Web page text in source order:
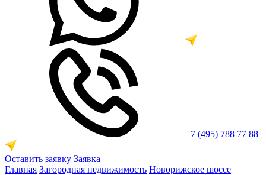
+7 (495) 788 77 88
Оставить заявку Заявка
Главная Загородная недвижимость Новорижское шоссе